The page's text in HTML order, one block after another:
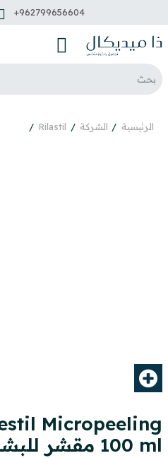
+962799656604
الرئيسية الشركة Rilastil
Micropeeling
100 ml مقشر للبشرة الدهنية